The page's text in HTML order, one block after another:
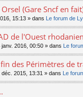
(Gare Sncf en
15:13 » dans Le forum de
de l'Ouest rhodanien
janv. 2016, 00:50 » dans Le
fin des Périmètres de
déc. 2015, 13:31 » dans Le